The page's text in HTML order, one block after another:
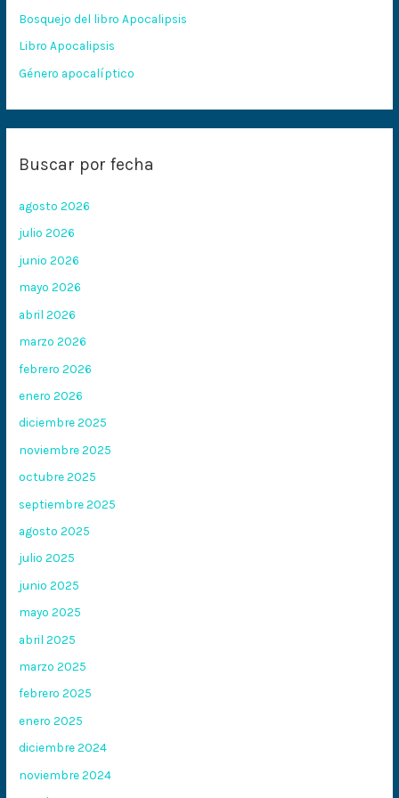
r
:
Bosquejo del libro Apocalipsis
Libro Apocalipsis
Género apocalíptico
Buscar por fecha
agosto 2026
julio 2026
junio 2026
mayo 2026
abril 2026
marzo 2026
febrero 2026
enero 2026
diciembre 2025
noviembre 2025
octubre 2025
septiembre 2025
agosto 2025
julio 2025
junio 2025
mayo 2025
abril 2025
marzo 2025
febrero 2025
enero 2025
diciembre 2024
noviembre 2024